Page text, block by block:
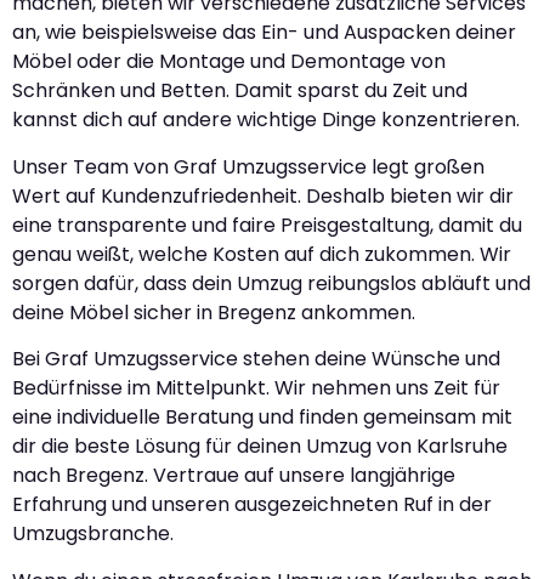
an, wie beispielsweise das Ein- und Auspacken deiner
Möbel oder die Montage und Demontage von
Schränken und Betten. Damit sparst du Zeit und
kannst dich auf andere wichtige Dinge konzentrieren.
Unser Team von Graf Umzugsservice legt großen
Wert auf Kundenzufriedenheit. Deshalb bieten wir dir
eine transparente und faire Preisgestaltung, damit du
genau weißt, welche Kosten auf dich zukommen. Wir
sorgen dafür, dass dein Umzug reibungslos abläuft und
deine Möbel sicher in Bregenz ankommen.
Bei Graf Umzugsservice stehen deine Wünsche und
Bedürfnisse im Mittelpunkt. Wir nehmen uns Zeit für
eine individuelle Beratung und finden gemeinsam mit
dir die beste Lösung für deinen Umzug von Karlsruhe
nach Bregenz. Vertraue auf unsere langjährige
Erfahrung und unseren ausgezeichneten Ruf in der
Umzugsbranche.